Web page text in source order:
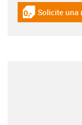
igus-icon-
Solicite una